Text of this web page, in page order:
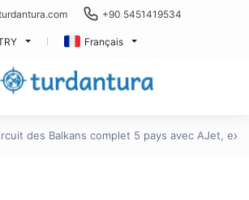
+90 5451419534
Français
des Balkans complet 5 pays avec AJet,